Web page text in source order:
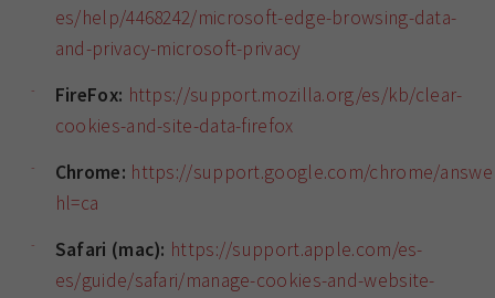
es/help/4468242/microsoft-edge-browsing-data-
and-privacy-microsoft-privacy
FireFox: https://support.mozilla.org/es/kb/clear-
cookies-and-site-data-firefox
Chrome: https://support.google.com/chrome/
hl=ca
Safari (mac): https://support.apple.com/es-
es/guide/safari/manage-cookies-and-website-